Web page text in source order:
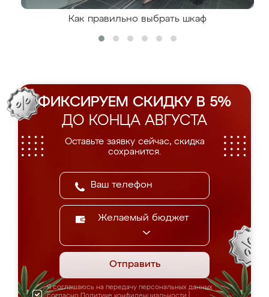
Как правильно выбрать шкаф
ФИКСИРУЕМ СКИДКУ В 5%
ДО КОНЦА АВГУСТА
Оставьте заявку сейчас, скидка
сохранится.
Желаемый бюджет
Отправить
Я соглашаюсь на передачу персональных данных
согласно Политике конфиденциальности